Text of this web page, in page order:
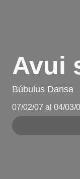
Avui
Búbulus Dansa
07/02/07 al 04/03/